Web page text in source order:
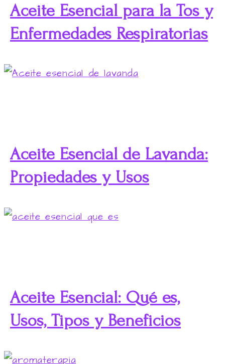
Aceite Esencial para la Tos y
Enfermedades Respiratorias
Aceite Esencial de Lavanda:
Propiedades y Usos
Aceite Esencial: Qué es,
Usos, Tipos y Beneficios